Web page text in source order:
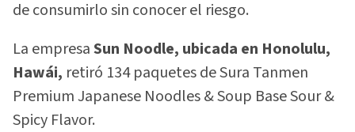
de consumirlo sin conocer el riesgo.
La empresaSun Noodle, ubicada en Honolulu,
Hawái, retiró 134 paquetes de Sura Tanmen
Premium Japanese Noodles & Soup Base Sour &
Spicy Flavor.